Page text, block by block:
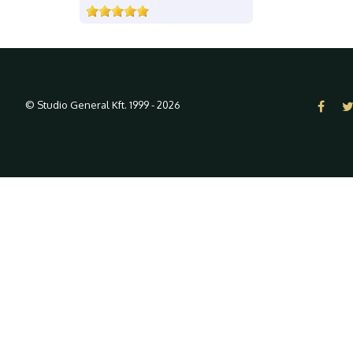
© Studio General Kft. 1999 - 2026